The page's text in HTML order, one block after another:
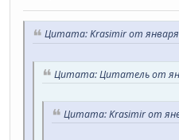
Цитата: Krasimir от января
Цитата: Цитатель от
Цитата: Krasimir от